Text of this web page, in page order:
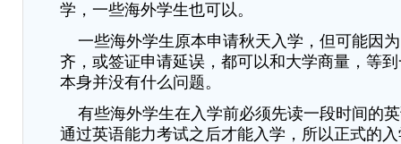
学，一些海外学生也可以。
一些海外学生原本申请秋天入学，但可能因
齐，或签证申请延误，都可以和大学商量，等
本身并没有什么问题。
有些海外学生在入学前必须先读一段时间的
通过英语能力考试之后才能入学，所以正式的